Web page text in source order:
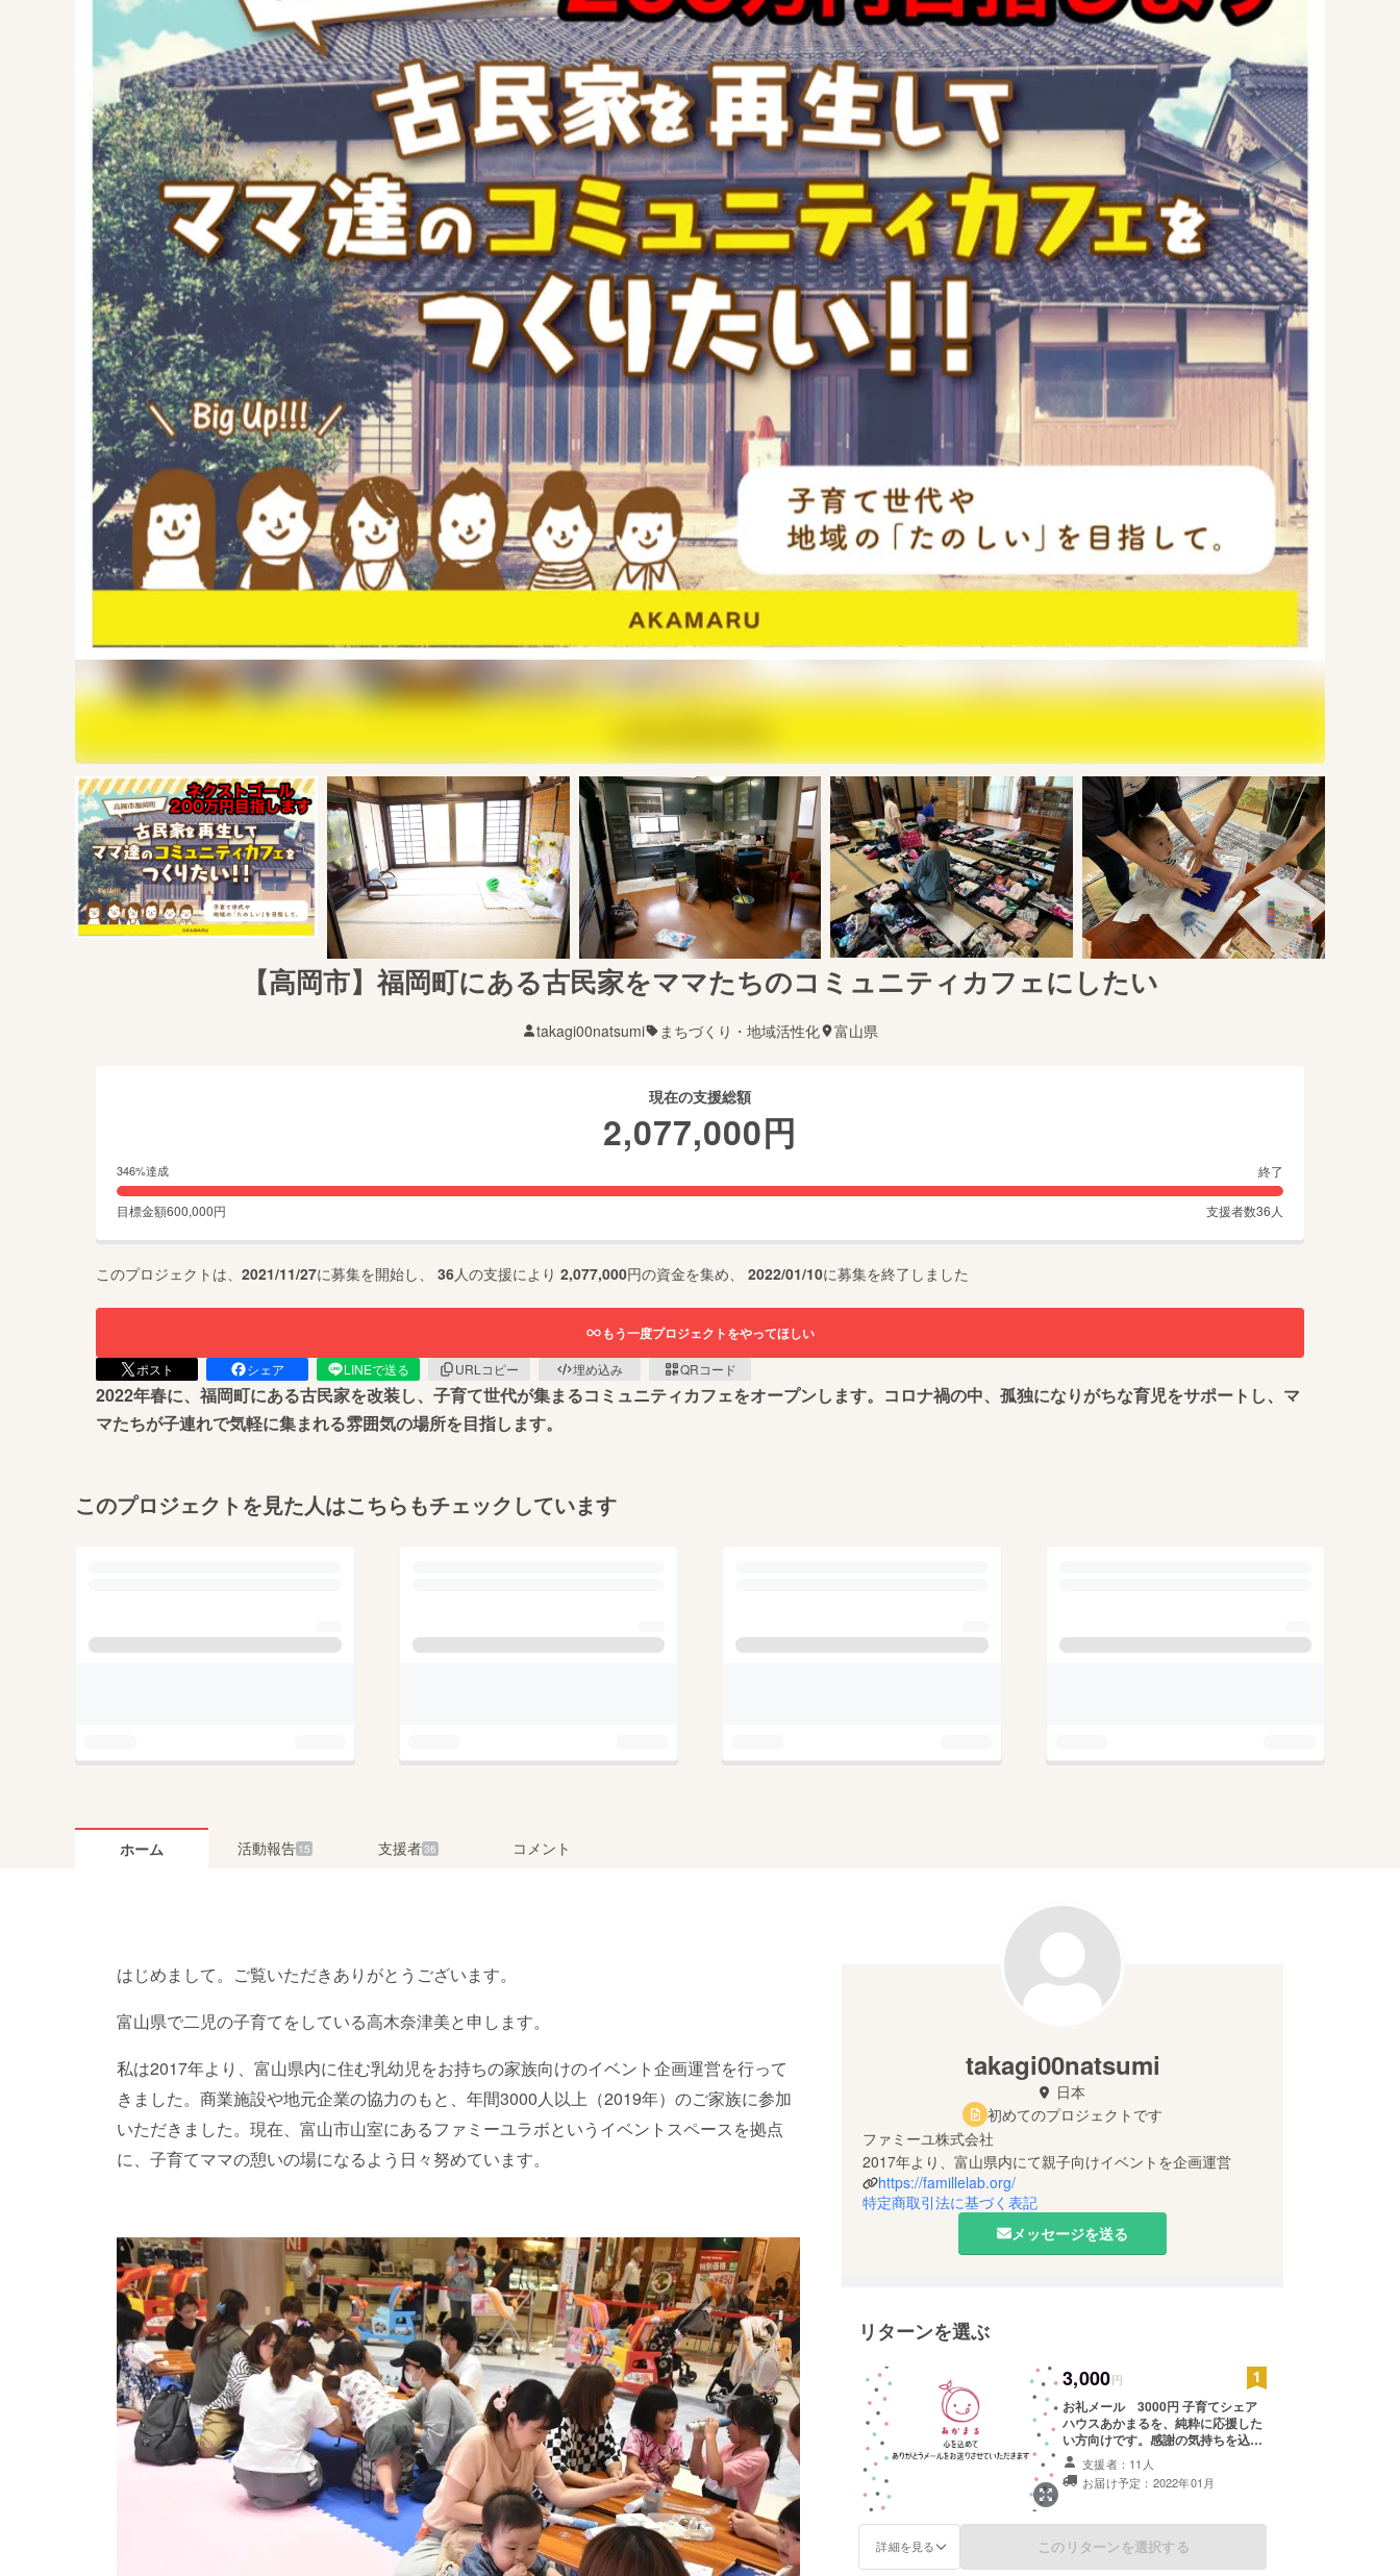
【高岡市】福岡町にある古民家をママたちのコミュニティカフェにしたい
takagi00natsumi まちづくり・地域活性化 富山県
現在の支援総額
2,077,000円
346%達成 終了
目標金額600,000円 支援者数36 人
このプロジェクトは、 2021/11/27に募集を開始し、 36人の支援により 2,077,000円の資金を集め、 2022/01/10に募集を終了しました
もう一度プロジェクトをやってほしい
ポスト シェア LINEで送る URLコピー 埋め込み QRコード
2022年春に、福岡町にある古民家を改装し、子育て世代が集まるコミュニティカフェをオープンします。コロナ禍の中、孤独になりがちな育児をサポートし、マ
マたちが子連れで気軽に集まれる雰囲気の場所を目指します。
このプロジェクトを見た人はこちらもチェックしています
ホーム 活動報告 15 支援者36 コメント
はじめまして。ご覧いただきありがとうございます。
富山県で二児の子育てをしている高木奈津美と申します。
私は2017年より、富山県内に住む乳幼児をお持ちの家族向けのイベント企画運営を行って
きました。商業施設や地元企業の協力のもと、年間3000人以上（2019年）のご家族に参加
いただきました。現在、富山市山室にあるファミーユラボというイベントスペースを拠点
に、子育てママの憩いの場になるよう日々努めています。
takagi00natsumi
日本
初めてのプロジェクトです
ファミーユ株式会社
https://famillelab.org/
特定商取引法に基づく表記
メッセージを送る
リターンを選ぶ
3,000円
お礼メール 3000円 子育てシェア
ハウスあかまるを、純粋に応援した
い方向けです。感謝の気持ちを込め
てメールを送らせていただきます。
※メールアドレスをお知らせくださ
い。
支援者：11人
お届け予定：2022年01月
詳細を見る このリターンを選択する